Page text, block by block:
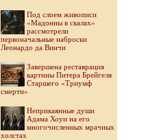
Под слоем живописи
«Мадонны в скалах»
рассмотрели
первоначальные наброски
Леонардо да Винчи
Завершена реставрация
картины Питера Брейгеля
Старшего «Триумф
смерти»
Неприкаянные души
Адама Хоуи на его
многочисленных мрачных
холстах